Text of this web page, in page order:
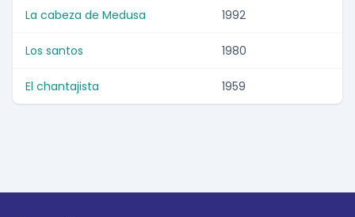
La cabeza de Medusa 1992
Los santos 1980
El chantajista 1959